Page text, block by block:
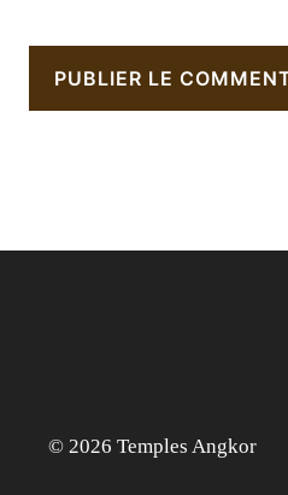
© 2026 Temples Angkor